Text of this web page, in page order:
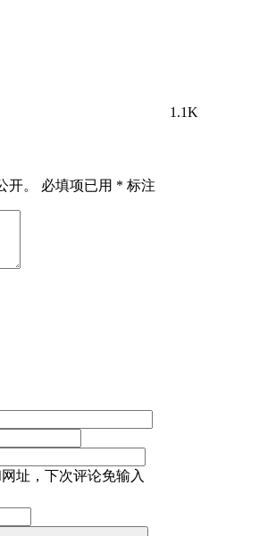
1.1K
。 必填项已用 * 标注
址，下次评论免输入